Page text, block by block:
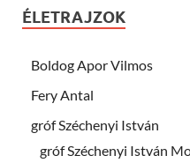
ÉLETRAJZOK
Boldog Apor Vilmos
Fery Antal
gróf Széchenyi István
gróf Széchenyi István